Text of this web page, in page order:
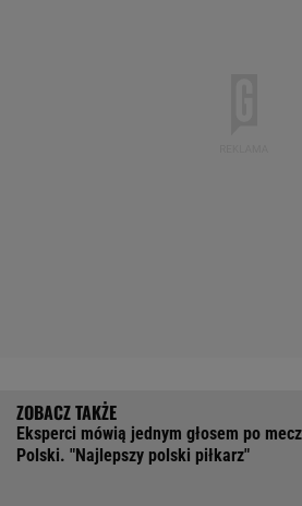
Eksperci mówią jednym głosem po
Polski. "Najlepszy polski piłkarz"